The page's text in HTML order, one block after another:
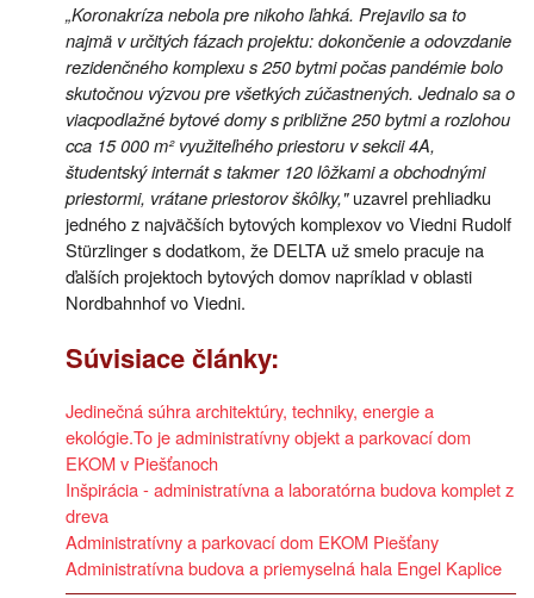
„Koronakríza nebola pre nikoho ľahká. Prejavilo sa to
najmä v určitých fázach projektu: dokončenie a odovzdanie
rezidenčného komplexu s 250 bytmi počas pandémie bolo
skutočnou výzvou pre všetkých zúčastnených. Jednalo sa o
viacpodlažné bytové domy s približne 250 bytmi a rozlohou
cca 15 000 m² využiteľného priestoru v sekcii 4A,
študentský internát s takmer 120 lôžkami a obchodnými
priestormi, vrátane priestorov škôlky,"uzavrel prehliadku
jedného z najväčších bytových komplexov vo Viedni Rudolf
Stürzlinger s dodatkom, že DELTA už smelo pracuje na
ďalších projektoch bytových domov napríklad v oblasti
Nordbahnhof vo Viedni.
Súvisiace články:
Jedinečná súhra architektúry, techniky, energie a
ekológie.To je administratívny objekt a parkovací dom
EKOM v Piešťanoch
Inšpirácia - administratívna a laboratórna budova komplet z
dreva
Administratívny a parkovací dom EKOM Piešťany
Administratívna budova a priemyselná hala Engel Kaplice